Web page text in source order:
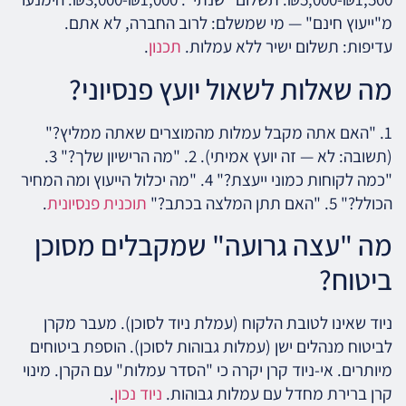
מ"ייעוץ חינם" — מי שמשלם: לרוב החברה, לא אתם.
עדיפות: תשלום ישיר ללא עמלות. תכנון.
מה שאלות לשאול יועץ פנסיוני?
1. "האם אתה מקבל עמלות מהמוצרים שאתה ממליץ?"
(תשובה: לא — זה יועץ אמיתי). 2. "מה הרישיון שלך?" 3.
"כמה לקוחות כמוני ייעצת?" 4. "מה יכלול הייעוץ ומה המחיר
הכולל?" 5. "האם תתן המלצה בכתב?"
תוכנית פנסיונית.
מה "עצה גרועה" שמקבלים מסוכן
ביטוח?
ניוד שאינו לטובת הלקוח (עמלת ניוד לסוכן). מעבר מקרן
לביטוח מנהלים ישן (עמלות גבוהות לסוכן). הוספת ביטוחים
מיותרים. אי-ניוד קרן יקרה כי "הסדר עמלות" עם הקרן. מינוי
קרן ברירת מחדל עם עמלות גבוהות. ניוד נכון.